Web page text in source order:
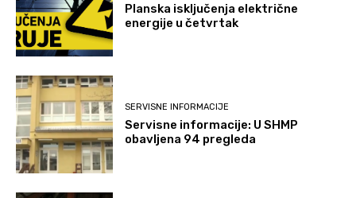
Planska isključenja električne
energije u četvrtak
SERVISNE INFORMACIJE
Servisne informacije: U SHMP
obavljena 94 pregleda